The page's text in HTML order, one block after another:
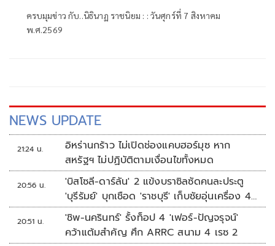
ครบมุมข่าว กับ..นิธินาฏ ราชนิยม : : วันศุกร์ที่ 7 สิงหาคม
พ.ศ.2569
NEWS UPDATE
21:24 น.
อิหร่านกร้าว ไม่เปิดช่องแคบฮอร์มุซ หาก
สหรัฐฯ ไม่ปฏิบัติตามเงื่อนไขทั้งหมด
20:56 น.
'บิสโซลี-ดาร์ลัน' 2 แข้งบราซิลซัดคนละประตู
'บุรีรัมย์' บุกเชือด 'ราชบุรี' เก็บชัยอุ่นเครื่อง 4
นัดรวด
20:51 น.
'ชิพ-นครินทร์' รั้งท็อป 4 'เฟอร์-ปัญจรุจน์'
คว้าแต้มสำคัญ ศึก ARRC สนาม 4 เรซ 2